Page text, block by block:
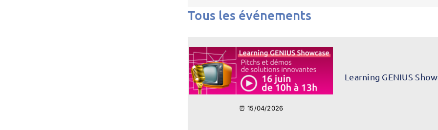
Tous les événements
⏰ 15/04/2026
Learning GENIUS